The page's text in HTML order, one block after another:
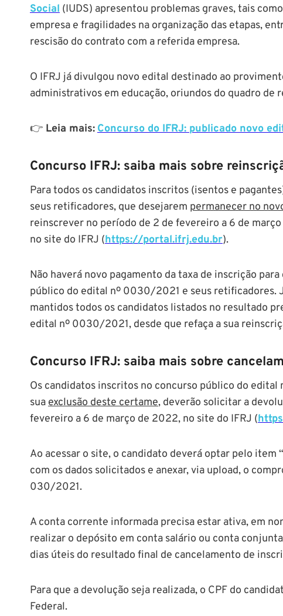
Social (IUDS) apresentou problemas graves, tais
empresa e fragilidades na organização das etapas,
rescisão do contrato com a referida empresa.
O IFRJ já divulgou novo edital destinado ao
administrativos em educação, oriundos do quadro
👉 Leia mais:Concurso do IFRJ: publicado novo
Concurso IFRJ: saiba mais sobre
Para todos os candidatos inscritos (isentos e
seus retificadores, que desejarem permanecer no
reinscrever no período de 2 de fevereiro a 6 de
no site do IFRJ (https://portal.ifrj.edu.br).
Não haverá novo pagamento da taxa de inscrição
público do edital nº 0030/2021 e seus retificadores.
mantidos todos os candidatos listados no resultado
edital nº 0030/2021, desde que refaça a sua
Concurso IFRJ: saiba mais sobre
Os candidatos inscritos no concurso público do
suaexclusão deste certame, deverão solicitar a
fevereiro a 6 de março de 2022, no site do IFRJ (
Ao acessar o site, o candidato deverá optar pelo item
com os dados solicitados e anexar, via upload, o
030/2021.
A conta corrente informada precisa estar ativa, em
realizar o depósito em conta salário ou conta
dias úteis do resultado final de cancelamento de
Para que a devolução seja realizada, o CPF do
Federal.